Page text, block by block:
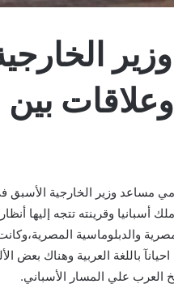
وعلاقات
أسبانيا وقرينته تتجه إليها
والدبلوماسية
باللغة العربية وهناك بعض
العرب علي المسار الأسباني.